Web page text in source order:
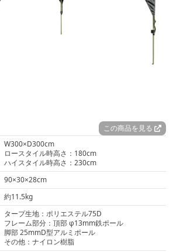
この商品を見る
W300×D300cm
ロースタイル時高さ：180cm
ハイスタイル時高さ：230cm
90×30×28cm
約11.5kg
タープ生地：ポリエステル75D
フレーム部分：頂部 φ13mm鉄ポール
脚部 25mmD型アルミポール
その他：ナイロン樹脂